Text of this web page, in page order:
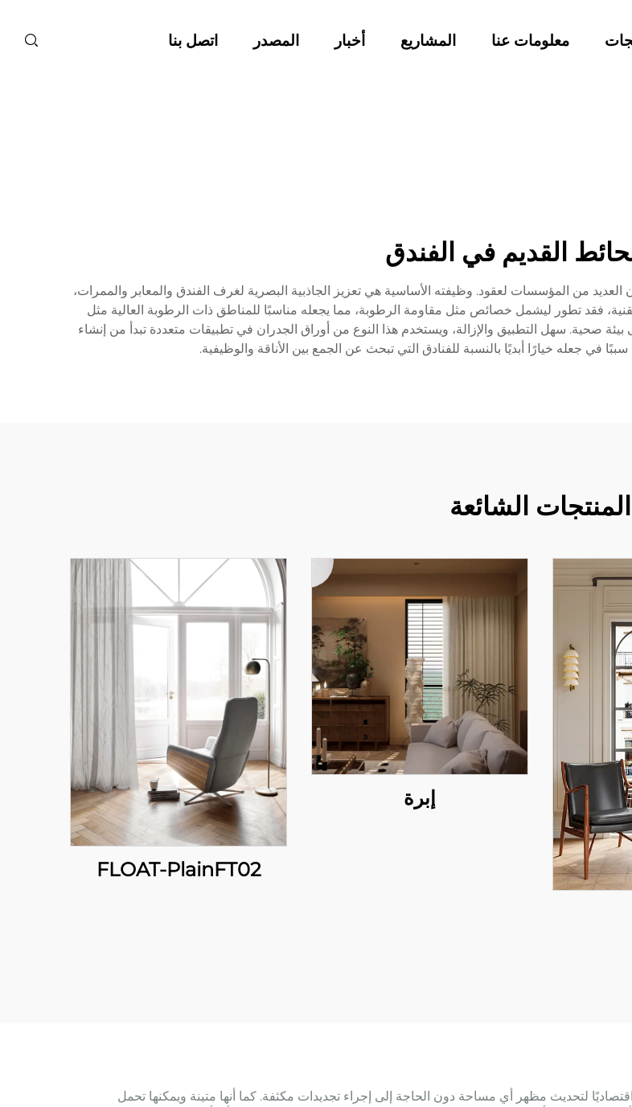
معلومات عنا المشاريع أخبار المصدر اتصل بنا
القديم في الفندق
من المؤسسات لعقود. وظيفته الأساسية هي تعزيز الجاذبية البصرية لغرف الفندق والمعابر والممرات،
فقد تطور ليشمل خصائص مثل مقاومة الرطوبة، مما يجعله مناسبًا للمناطق ذات الرطوبة العالية مثل
صحية. سهل التطبيق والإزالة، ويستخدم هذا النوع من أوراق الجدران في تطبيقات متعددة تبدأ من إنشاء
في جعله خيارًا أبديًا بالنسبة للفنادق التي تبحث عن الجمع بين الأناقة والوظيفية.
المنتجات الشائعة
إبرة
FLOAT-PlainFT02
اقتصاديًا لتحديث مظهر أي مساحة دون الحاجة إلى إجراء تجديدات مكثفة. كما أنها متينة ويمكنها تحمل